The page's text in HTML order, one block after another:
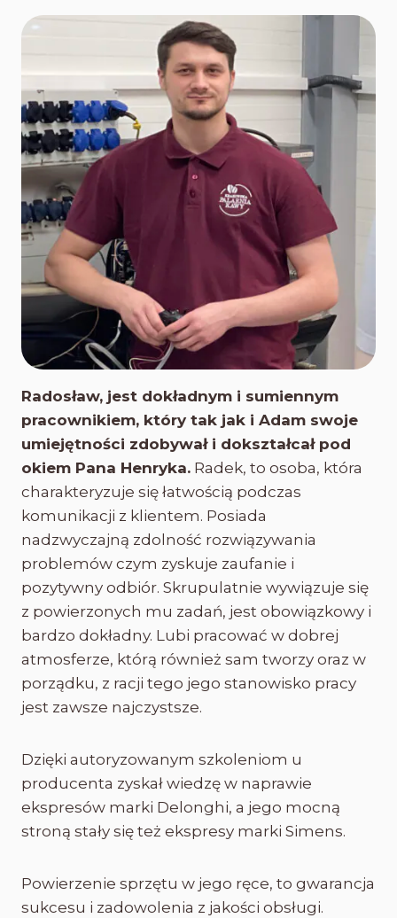
Radosław, jest dokładnym i sumiennym
pracownikiem, który tak jak i Adam swoje
umiejętności zdobywał i dokształcał pod
okiem Pana Henryka. Radek, to osoba, która
charakteryzuje się łatwością podczas
komunikacji z klientem. Posiada
nadzwyczajną zdolność rozwiązywania
problemów czym zyskuje zaufanie i
pozytywny odbiór. Skrupulatnie wywiązuje się
z powierzonych mu zadań, jest obowiązkowy i
bardzo dokładny. Lubi pracować w dobrej
atmosferze, którą również sam tworzy oraz w
porządku, z racji tego jego stanowisko pracy
jest zawsze najczystsze.
Dzięki autoryzowanym szkoleniom u
producenta zyskał wiedzę w naprawie
ekspresów marki Delonghi, a jego mocną
stroną stały się też ekspresy marki Simens.
Powierzenie sprzętu w jego ręce, to gwarancja
sukcesu i zadowolenia z jakości obsługi.